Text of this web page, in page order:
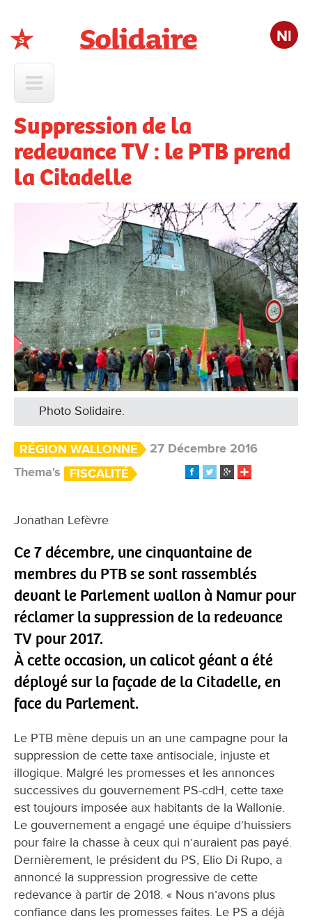
Nl
Suppression de la
redevance TV : le PTB prend
la Citadelle
Photo Solidaire.
RÉGION WALLONNE
27 Décembre 2016
Thema's
FISCALITÉ
Jonathan Lefèvre
Ce 7 décembre, une cinquantaine de
membres du PTB se sont rassemblés
devant le Parlement wallon à Namur pour
réclamer la suppression de la redevance
TV pour 2017.
À cette occasion, un calicot géant a été
déployé sur la façade de la Citadelle, en
face du Parlement.
Le PTB mène depuis un an une campagne pour la
suppression de cette taxe antisociale, injuste et
illogique. Malgré les promesses et les annonces
successives du gouvernement PS-cdH, cette taxe
est toujours imposée aux habitants de la Wallonie.
Le gouvernement a engagé une équipe d’huissiers
pour faire la chasse à ceux qui n’auraient pas payé.
Dernièrement, le président du PS, Elio Di Rupo, a
annoncé la suppression progressive de cette
redevance à partir de 2018. « Nous n’avons plus
confiance dans les promesses faites. Le PS a déjà